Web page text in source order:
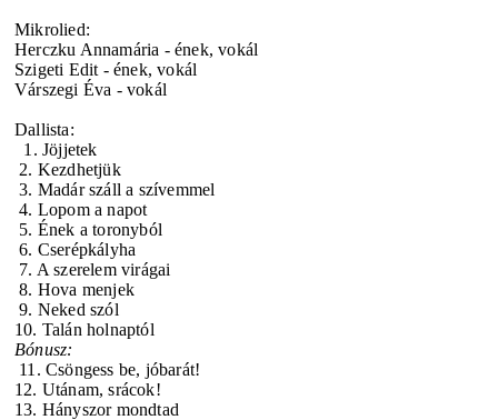
Mikrolied:
Herczku Annamária - ének, vokál
Szigeti Edit - ének, vokál
Várszegi Éva - vokál
Dallista:
1. Jöjjetek
2. Kezdhetjük
3. Madár száll a szívemmel
4. Lopom a napot
5. Ének a toronyból
6. Cserépkályha
7. A szerelem virágai
8. Hova menjek
9. Neked szól
10. Talán holnaptól
Bónusz:
11. Csöngess be, jóbarát!
12. Utánam, srácok!
13. Hányszor mondtad